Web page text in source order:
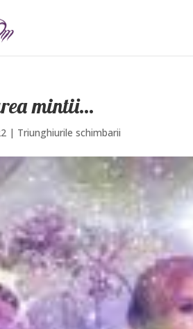
mintii…
| Triunghiurile schimbarii